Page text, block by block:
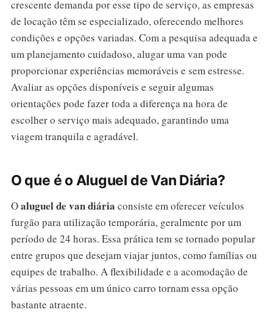
crescente demanda por esse tipo de serviço, as empresas
de locação têm se especializado, oferecendo melhores
condições e opções variadas. Com a pesquisa adequada e
um planejamento cuidadoso, alugar uma van pode
proporcionar experiências memoráveis e sem estresse.
Avaliar as opções disponíveis e seguir algumas
orientações pode fazer toda a diferença na hora de
escolher o serviço mais adequado, garantindo uma
viagem tranquila e agradável.
O que é o Aluguel de Van Diária?
Oaluguel de van diária consiste em oferecer veículos
furgão para utilização temporária, geralmente por um
período de 24 horas. Essa prática tem se tornado popular
entre grupos que desejam viajar juntos, como famílias ou
equipes de trabalho. A flexibilidade e a acomodação de
várias pessoas em um único carro tornam essa opção
bastante atraente.